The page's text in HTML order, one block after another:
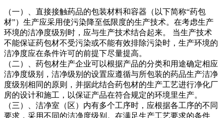
（一）、直接接触药品的包装材料和容器（以下简称“药包
材”）生产应采用使污染降至低限度的生产技术。在考虑生产
环境的洁净度级别时，应与生产技术结合起来。 当生产技术
不能保证药包材不受污染或不能有效排除污染时，生产环境的
洁净度应在条件许可的前提下尽量提高。
（二）、药包材生产企业可以根据产品的分类和用途确定相应
洁净度级别，洁净级别的设置应遵循与所包装的药品生产洁净
度级别相同的原则，并据此结合药包材的生产工艺进行净化厂
房的设计和施工，以保证产品在符合规定的环境里生产。
（三）、洁净室（区）内有多个工序时，应根据各工序的不同
要求，采用不同的洁净度级别。在满足生产工艺要求的条件